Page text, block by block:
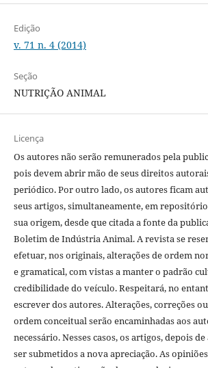
Edição
v. 71 n. 4 (2014)
Seção
NUTRIÇÃO ANIMAL
Licença
Os autores não serão remunerados pela
pois devem abrir mão de seus direitos
periódico. Por outro lado, os autores ficam
seus artigos, simultaneamente, em
sua origem, desde que citada a fonte da
Boletim de Indústria Animal. A revista se
efetuar, nos originais, alterações de ordem
e gramatical, com vistas a manter o padrão
credibilidade do veículo. Respeitará, no
escrever dos autores. Alterações, correções
ordem conceitual serão encaminhadas aos
necessário. Nesses casos, os artigos, depois
ser submetidos a nova apreciação. As